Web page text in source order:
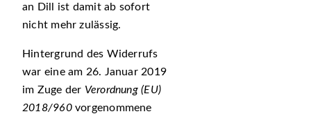
an Dill ist damit ab sofort
nicht mehr zulässig.
Hintergrund des Widerrufs
war eine am 26. Januar 2019
im Zuge der Verordnung (EU)
2018/960vorgenommene